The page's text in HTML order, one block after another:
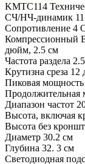
KMTC114
СЧ/НЧ-динамик
Сопротивление 4
Компрессионный
дюйм, 2.5 см
Частота раздела
Крутизна среза 12
Пиковая
Продолжительная
Диапазон частот
Высота, включая
Высота без
Диаметр 30.2 см
Глубина 32. 3 см
Светодиодная